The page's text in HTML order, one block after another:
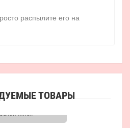
распылите его на
ТОВАРЫ